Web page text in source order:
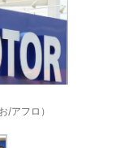
/アフロ）